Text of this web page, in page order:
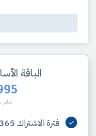
الباقة
شامل
فترة الاشتراك 365 يوم